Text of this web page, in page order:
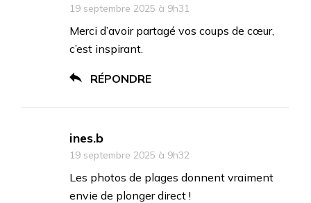
19 septembre 2025 à 9h31
Merci d’avoir partagé vos coups de cœur,
c’est inspirant.
RÉPONDRE
ines.b
19 septembre 2025 à 9h32
Les photos de plages donnent vraiment
envie de plonger direct !